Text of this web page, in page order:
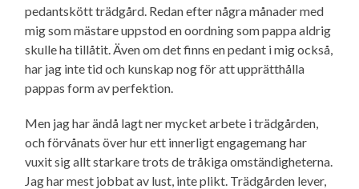
pedantskött trädgård. Redan efter några månader med
mig som mästare uppstod en oordning som pappa aldrig
skulle ha tillåtit. Även om det finns en pedant i mig också,
har jag inte tid och kunskap nog för att upprätthålla
pappas form av perfektion.
Men jag har ändå lagt ner mycket arbete i trädgården,
och förvånats över hur ett innerligt engagemang har
vuxit sig allt starkare trots de tråkiga omständig­heterna.
Jag har mest jobbat av lust, inte plikt. Trädgården lever,